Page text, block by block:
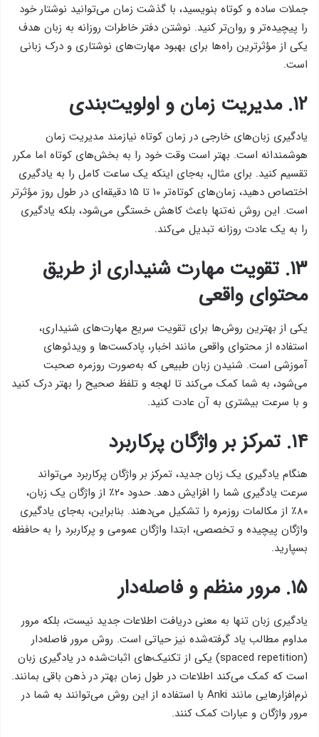
جملات ساده و کوتاه بنویسید، با گذشت زمان می‌توانید نوشتار خود
را پیچیده‌تر و روان‌تر کنید. نوشتن دفتر خاطرات روزانه به زبان هدف
یکی از مؤثرترین راه‌ها برای بهبود مهارت‌های نوشتاری و درک زبانی
است.
۱۲. مدیریت زمان و اولویت‌بندی
یادگیری زبان‌های خارجی در زمان کوتاه نیازمند مدیریت زمان
هوشمندانه است. بهتر است وقت خود را به بخش‌های کوتاه اما مکرر
تقسیم کنید. برای مثال، به‌جای اینکه یک ساعت کامل را به یادگیری
اختصاص دهید، زمان‌های کوتاه‌تر ۱۰ تا ۱۵ دقیقه‌ای در طول روز مؤثرتر
است. این روش نه‌تنها باعث کاهش خستگی می‌شود، بلکه یادگیری
را به یک عادت روزانه تبدیل می‌کند.
۱۳. تقویت مهارت شنیداری از طریق
محتوای واقعی
یکی از بهترین روش‌ها برای تقویت سریع مهارت‌های شنیداری،
استفاده از محتوای واقعی مانند اخبار، پادکست‌ها و ویدئوهای
آموزشی است. شنیدن زبان طبیعی که به‌صورت روزمره صحبت
می‌شود، به شما کمک می‌کند تا لهجه و تلفظ صحیح را بهتر درک کنید
و با سرعت بیشتری به آن عادت کنید.
۱۴. تمرکز بر واژگان پرکاربرد
هنگام یادگیری یک زبان جدید، تمرکز بر واژگان پرکاربرد می‌تواند
سرعت یادگیری شما را افزایش دهد. حدود ۲۰٪ از واژگان یک زبان،
۸۰٪ از مکالمات روزمره را تشکیل می‌دهند. بنابراین، به‌جای یادگیری
واژگان پیچیده و تخصصی، ابتدا واژگان عمومی و پرکاربرد را به حافظه
بسپارید.
۱۵. مرور منظم و فاصله‌دار
یادگیری زبان تنها به معنی دریافت اطلاعات جدید نیست، بلکه مرور
مداوم مطالب یاد گرفته‌شده نیز حیاتی است. روش مرور فاصله‌دار
(spaced repetition) یکی از تکنیک‌های اثبات‌شده در یادگیری زبان
است که کمک می‌کند اطلاعات در طول زمان بهتر در ذهن باقی بمانند.
نرم‌افزارهایی مانند Anki با استفاده از این روش می‌توانند به شما در
مرور واژگان و عبارات کمک کنند.